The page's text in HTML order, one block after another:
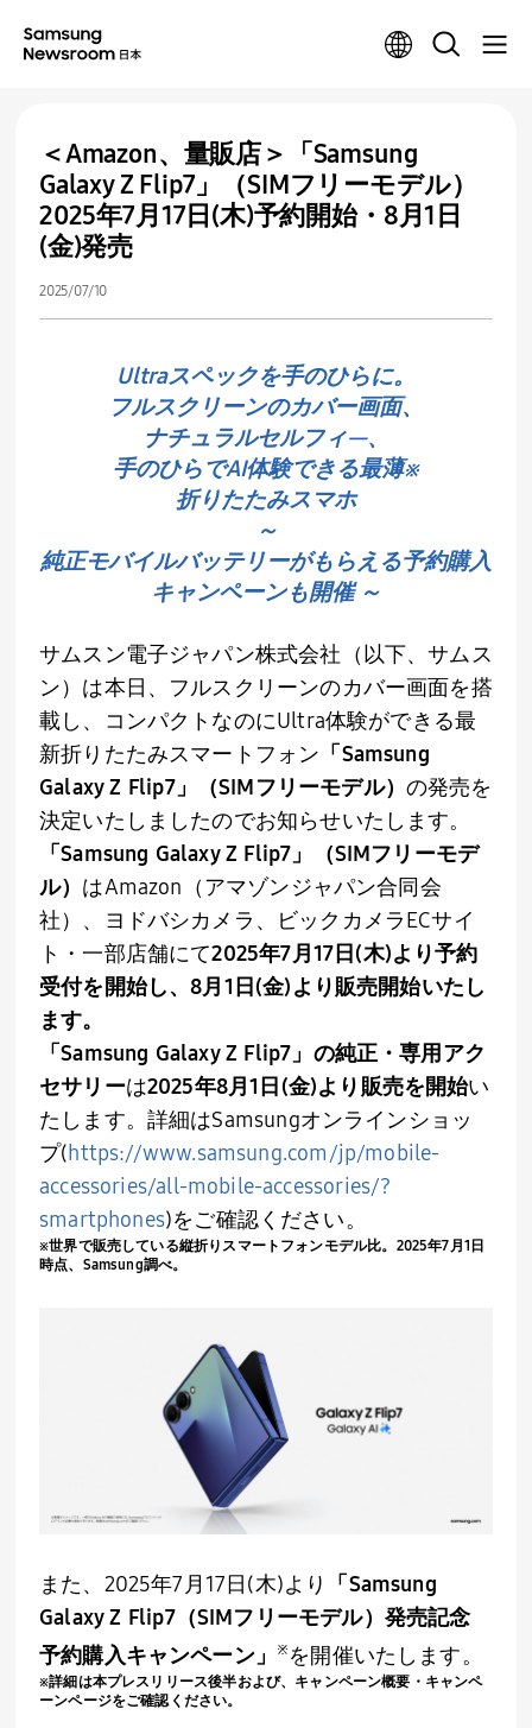
＜Amazon、量販店＞「Samsung
Galaxy Z Flip7」（SIMフリーモデル）
2025年7月17日(木)予約開始・8月1日
(金)発売
2025/07/10
Ultraスペックを手のひらに。
フルスクリーンのカバー画面、
ナチュラルセルフィ―、
手のひらでAI体験できる最薄※
折りたたみスマホ
～
純正モバイルバッテリーがもらえる予約購入
キャンペーンも開催 ～
サムスン電子ジャパン株式会社（以下、サムス
ン）は本日、フルスクリーンのカバー画面を搭
載し、コンパクトなのにUltra体験ができる最
新折りたたみスマートフォン 「 Samsung
Galaxy Z Flip7」（SIMフリーモデル） の発売を
決定いたしましたのでお知らせいたします。
「Samsung Galaxy Z Flip7 」（SIMフリーモデ
ル） はAmazon （アマゾンジャパン合同会
社）、ヨドバシカメラ、ビックカメラECサイ
ト・一部店舗にて2025年7月 17日 (木)より予約
受付を開始し、8月 1 日 (金)より販売開始いたし
ます。
「Samsung Galaxy Z Flip7 」の純正・専用アク
セサリーは2025年8月1 日 (金)より販売を開始い
たします。詳細はSamsungオンラインショッ
プ(https://www.samsung.com/jp/mobile-
accessories/all-mobile-accessories/?
smartphones)をご確認ください。
※世界で販売している縦折りスマートフォンモデル比。 2025年7月 1 日
時点、 Samsung調べ。
また、 2025年7 月17日(木)より 「 Samsung
Galaxy Z Flip7（SIMフリーモデル）発売記念
予約購入キャンペーン」 ※を開催いたします。
※詳細は本プレスリリース後半および、キャンペーン概要・キャンペ
ーンページをご確認ください。